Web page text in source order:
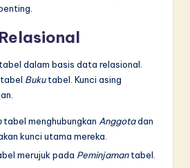
dalam basis data relasional.
Bukutabel. Kunci asing
tabel menghubungkan Anggotadan
kunci utama mereka.
merujuk pada Peminjamantabel.